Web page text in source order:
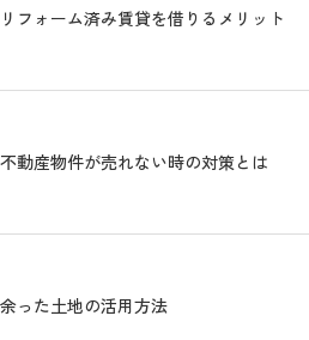
リフォーム済み賃貸を借りるメリット
不動産物件が売れない時の対策とは
余った土地の活用方法